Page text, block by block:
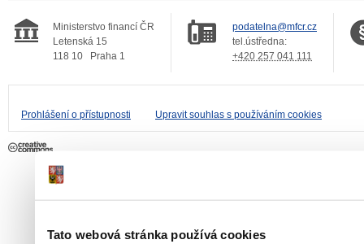
Tato webová stránka používá cookies
Ministerstvo financí ČR
Letenská 15
118 10
Praha 1
podatelna@mfcr.cz
tel.ústředna:
+420 257 041 111
Prohlášení o přístupnosti Upravit souhlas s používáním cookies